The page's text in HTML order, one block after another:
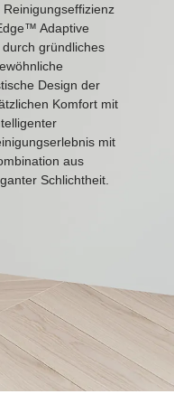
Adaptive
gründliches
Design der
Komfort mit
mit
aus
Schlichtheit.